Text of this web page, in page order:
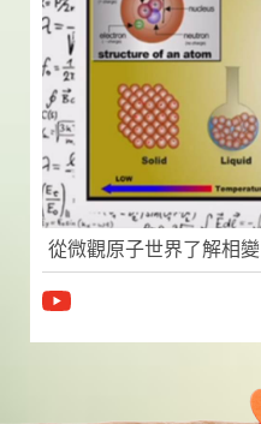
從微觀原子世界了解相變